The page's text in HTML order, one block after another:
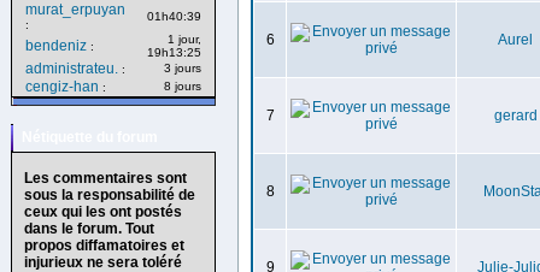
murat_erpuyan
:
01h40:39
bendeniz :
1 jour,
19h13:25
administrateu. : 3 jours
cengiz-han : 8 jours
Les commentaires sont
sous la responsabilité de
ceux qui les ont postés
dans le forum. Tout
propos diffamatoires et
injurieux ne sera toléré
6 Aurel
7 gerard
8
9 Julie-